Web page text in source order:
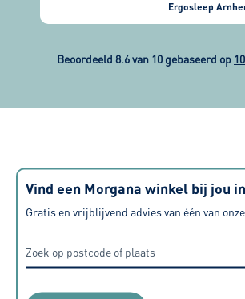
Ergosleep
Beoordeeld 8.6 van 10 gebaseerd op
Vind een Morgana winkel bij jou
Gratis en vrijblijvend advies van één van